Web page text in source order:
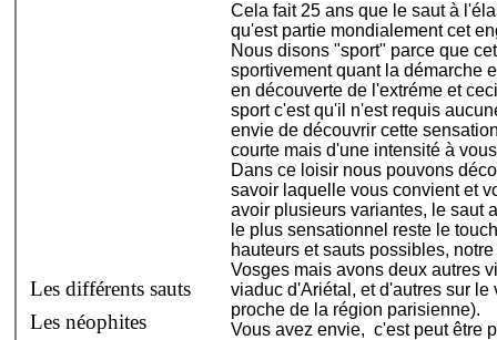
Cela fait 25 ans que le saut à
qu'est partie mondialement cet
Nous disons "sport" parce que
sportivement quant la démarche
en découverte de l'extréme et
sport c'est qu'il n'est requis
envie de découvrir cette
courte mais d'une intensité à
Dans ce loisir nous pouvons
savoir laquelle vous convient et
avoir plusieurs variantes, le saut
le plus sensationnel reste le
hauteurs et sauts possibles,
Vosges mais avons deux autres
viaduc d'Ariétal, et d'autres sur
proche de la région parisienne).
Vous avez envie, c'est peut être
Les différents sauts
Les néophites